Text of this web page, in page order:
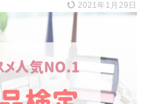
2021年1月29日